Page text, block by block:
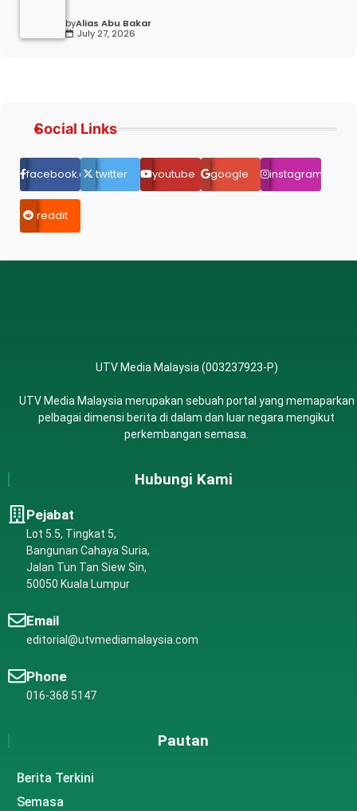
byAlias Abu Bakar
July 27, 2026
Social Links
facebook.comtwitter youtube google instagram
reddit
UTV Media Malaysia (003237923-P)
UTV Media Malaysia merupakan sebuah portal yang memaparkan
pelbagai dimensi berita di dalam dan luar negara mengikut
perkembangan semasa.
Hubungi Kami
Pejabat
Lot 5.5, Tingkat 5,
Bangunan Cahaya Suria,
Jalan Tun Tan Siew Sin,
50050 Kuala Lumpur
Email
editorial@utvmediamalaysia.com
Phone
016-368 5147
Pautan
Berita Terkini
Semasa